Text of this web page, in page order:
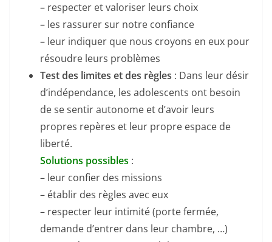
– respecter et valoriser leurs choix
– les rassurer sur notre confiance
– leur indiquer que nous croyons en eux pour
résoudre leurs problèmes
Test des limites et des règles : Dans leur désir
d’indépendance, les adolescents ont besoin
de se sentir autonome et d’avoir leurs
propres repères et leur propre espace de
liberté.
Solutions possibles :
– leur confier des missions
– établir des règles avec eux
– respecter leur intimité (porte fermée,
demande d’entrer dans leur chambre, …)